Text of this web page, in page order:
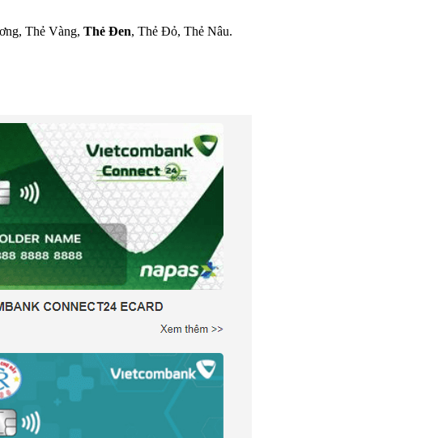
Thẻ Vàng, Thẻ Đen, Thẻ Đỏ, Thẻ Nâu.